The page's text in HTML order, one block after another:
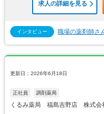
求人の詳細を見る
インタビュー 職場の薬剤師さ
更新日：2026年6月18日
正社員 調剤薬局
くるみ薬局 福島吉野店 株式会